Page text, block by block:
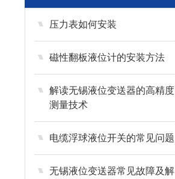
压力表如何安装
磁性翻板液位计的安装方法
解读无锡液位变送器的高精度
测量技术
电缆浮球液位开关的常见问题
无锡液位变送器常见故障及解